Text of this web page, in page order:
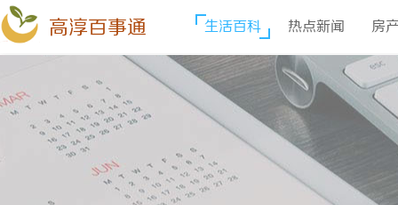
高淳百事通 生活百科 热点新闻 房